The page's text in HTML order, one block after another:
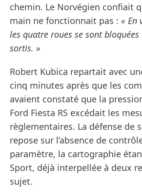
chemin. Le Norvégien confiait
main ne fonctionnait pas : « En
les quatre roues se sont
sortis. »
Robert Kubica repartait avec
cinq minutes après que les
avaient constaté que la
Ford Fiesta RS excédait les
règlementaires. La défense de
repose sur l’absence de
paramètre, la cartographie
Sport, déjà interpellée à deux
sujet.